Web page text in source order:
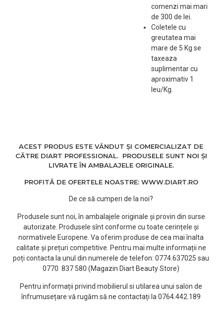
comenzi mai mari
de 300 de lei.
Coletele cu
greutatea mai
mare de 5 Kg se
taxeaza
suplimentar cu
aproximativ 1
leu/Kg.
ACEST PRODUS ESTE VÂNDUT ȘI COMERCIALIZAT DE
CĂTRE DIART PROFESSIONAL. PRODUSELE SUNT NOI ȘI
LIVRATE ÎN AMBALAJELE ORIGINALE.
PROFITĂ DE OFERTELE NOASTRE: WWW.DIART.RO
De ce să cumperi de la noi?
Produsele sunt noi, în ambalajele originale și provin din surse
autorizate. Produsele sînt conforme cu toate cerințele și
normativele Europene. Va oferim produse de cea mai înalta
calitate și prețuri competitive. Pentru mai multe informații ne
poți contacta la unul din numerele de telefon: 0774.637025 sau
0770 837 580 (Magazin Diart Beauty Store)
Pentru informații privind mobilierul si utilarea unui salon de
înfrumusețare vă rugăm să ne contactați la 0764.442.189